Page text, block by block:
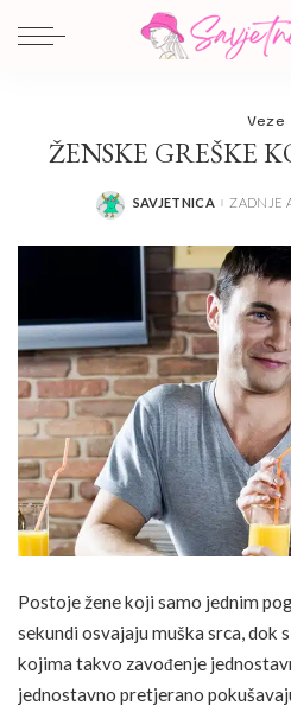
Veze
ŽENSKE GREŠKE
POSTED
SAVJETNICA ZADNJE
Postoje žene koji samo jednim
sekundi osvajaju muška srca, dok
kojima takvo zavođenje
jednostavno pretjerano